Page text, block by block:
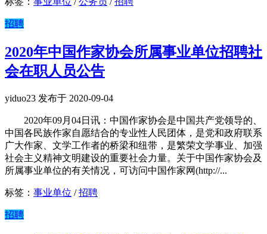
招聘
2020年中国作家协会所属事业单位招聘社
会在职人员公告
yiduo23 发布于 2020-09-04
2020年09月04日讯：中国作家协会是中国共产党领导的、
中国各民族作家自愿结合的专业性人民团体，是党和政府联系
广大作家、文学工作者的桥梁和纽带，是繁荣文学事业、加强
社会主义精神文明建设的重要社会力量。关于中国作家协会及
所属事业单位的有关情况，可访问中国作家网(http://...
标签： 事业单位 /招聘
招聘